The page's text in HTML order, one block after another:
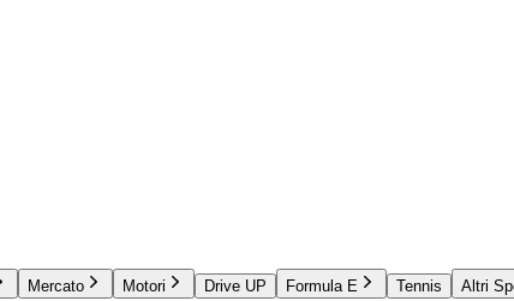
Mercato Motori Drive UP Formula E Tennis Altri